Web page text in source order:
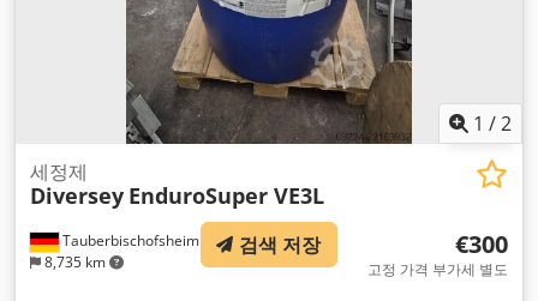
1 /2
Tauberbischofsheim
8,735 km
세정제
Diversey EnduroSuper VE3L
€300
고정 가격 부가세 별도
검색 저장